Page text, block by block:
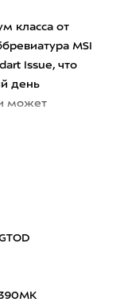
класса от
MSI
Issue, что
день
может